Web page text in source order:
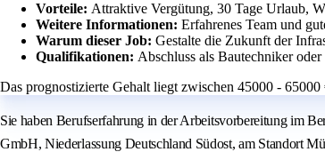
Vorteile: Attraktive Vergütung, 30 Tage Urlaub,
Weitere Informationen: Erfahrenes Team und
Warum dieser Job: Gestalte die Zukunft der
Qualifikationen: Abschluss als Bautechniker
Das prognostizierte Gehalt liegt zwischen 45000 - 65000
Sie haben Berufserfahrung in der Arbeitsvorbereitung im
GmbH, Niederlassung Deutschland Südost, am Standort